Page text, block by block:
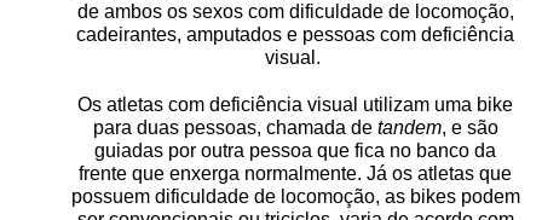
de ambos os sexos com dificuldade de locomoção,
cadeirantes, amputados e pessoas com deficiência
visual.
Os atletas com deficiência visual utilizam uma bike
para duas pessoas, chamada de tandem, e são
guiadas por outra pessoa que fica no banco da
frente que enxerga normalmente. Já os atletas que
possuem dificuldade de locomoção, as bikes podem